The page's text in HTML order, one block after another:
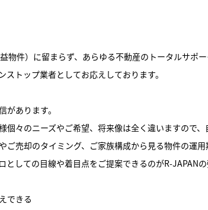
物件）に留まらず、あらゆる不動産のトータルサポ
ストップ業者としてお応えしております。
があります。
個々のニーズやご希望、将来像は全く違いますので、
ご売却のタイミング、ご家族構成から見る物件の運
しての目線や着目点をご提案できるのがR-JAPANの
できる